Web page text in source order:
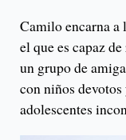
Camilo encarna a
el que es capaz
un grupo de
con niños devotos
adolescentes